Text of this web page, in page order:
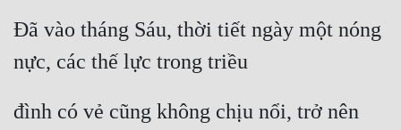
Đã vào tháng Sáu, thời tiết ngày một nóng
nực, các thế lực trong triều
đình có vẻ cũng không chịu nổi, trở nên